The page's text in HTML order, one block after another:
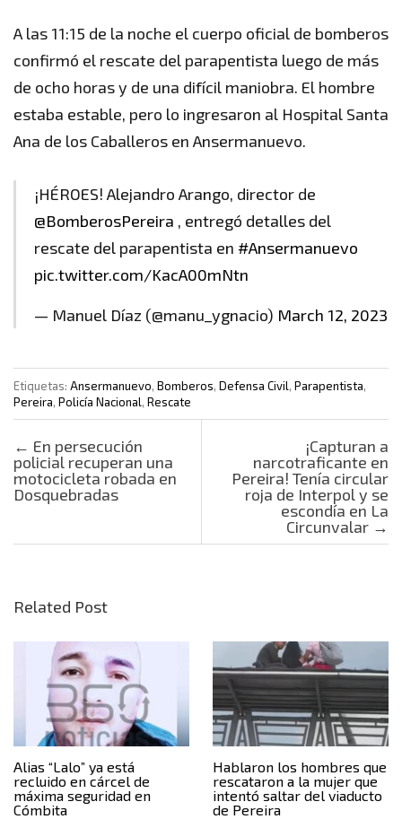
A las 11:15 de la noche el cuerpo oficial de bomberos
confirmó el rescate del parapentista luego de más
de ocho horas y de una difícil maniobra. El hombre
estaba estable, pero lo ingresaron al Hospital Santa
Ana de los Caballeros en Ansermanuevo.
¡HÉROES! Alejandro Arango, director de
@BomberosPereira , entregó detalles del
rescate del parapentista en #Ansermanuevo
pic.twitter.com/KacA00mNtn
— Manuel Díaz (@manu_ygnacio) March 12, 2023
Etiquetas: Ansermanuevo, Bomberos, Defensa Civil, Parapentista,
Pereira, Policía Nacional, Rescate
Post navigation
← En persecución
policial recuperan una
motocicleta robada en
Dosquebradas
¡Capturan a
narcotraficante en
Pereira! Tenía circular
roja de Interpol y se
escondía en La
Circunvalar →
Related Post
Alias “Lalo” ya está
recluido en cárcel de
máxima seguridad en
Cómbita
Hablaron los hombres que
rescataron a la mujer que
intentó saltar del viaducto
de Pereira